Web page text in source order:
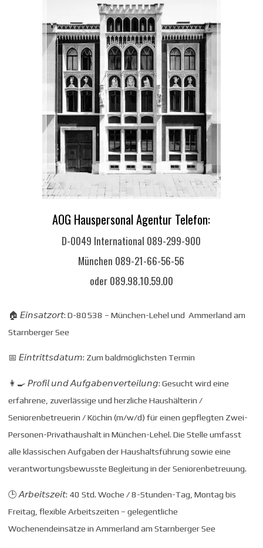
AOG Hauspersonal Agentur Telefon:
D-0049 International 089-299-900
München 089-21-66-56-56
oder 089.98.10.59.00
🏠 𝘌𝘪𝘯𝘴𝘢𝘵𝘻𝘰𝘳𝘵: D-80538 – München-Lehel und Ammerland am
Starnberger See
📅 𝘌𝘪𝘯𝘵𝘳𝘪𝘵𝘵𝘴𝘥𝘢𝘵𝘶𝘮: Zum baldmöglichsten Termin
👩‍🍳 𝘗𝘳𝘰𝘧𝘪𝘭 𝘶𝘯𝘥 𝘈𝘶𝘧𝘨𝘢𝘣𝘦𝘯𝘷𝘦𝘳𝘵𝘦𝘪𝘭𝘶𝘯𝘨: Gesucht wird eine
erfahrene, zuverlässige und herzliche Haushälterin /
Seniorenbetreuerin / Köchin (m/w/d) für einen gepflegten Zwei-
Personen-Privathaushalt in München-Lehel. Die Stelle umfasst
alle klassischen Aufgaben der Haushaltsführung sowie eine
verantwortungsbewusste Begleitung in der Seniorenbetreuung.
🕒 𝘈𝘳𝘣𝘦𝘪𝘵𝘴𝘻𝘦𝘪𝘵: 40 Std. Woche / 8-Stunden-Tag, Montag bis
Freitag, flexible Arbeitszeiten – gelegentliche
Wochenendeinsätze in Ammerland am Starnberger See